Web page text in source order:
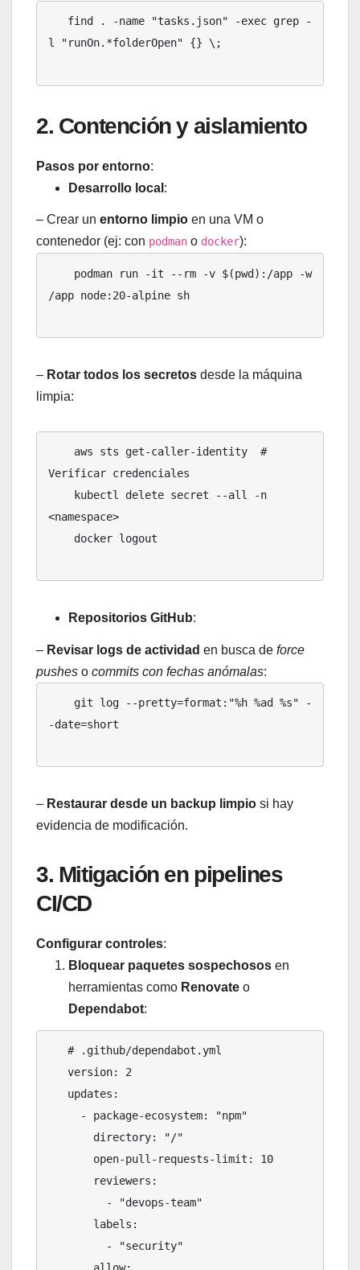
l "runOn.*folderOpen" {} \;
2. Contención y aislamiento
Pasos por entorno:
Desarrollo local :
– Crear un entorno limpio en una VM o
contenedor (ej: con podman o docker):
/app node:20-alpine sh
– Rotar todos los secretos desde la máquina
limpia:
Verificar credenciales
<namespace>
Repositorios GitHub:
– Revisar logs de actividad en busca de force
pushes o commits con fechas anómalas:
-date=short
– Restaurar desde un backup limpio si hay
evidencia de modificación.
3. Mitigación en pipelines
CI/CD
Configurar controles:
Bloquear paquetes sospechosos en
herramientas como Renovate o
Dependabot: